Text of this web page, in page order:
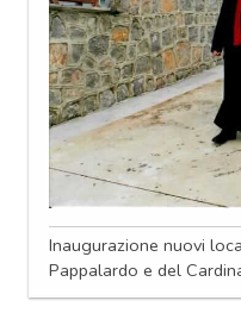
Inaugurazione nuovi
Pappalardo e del